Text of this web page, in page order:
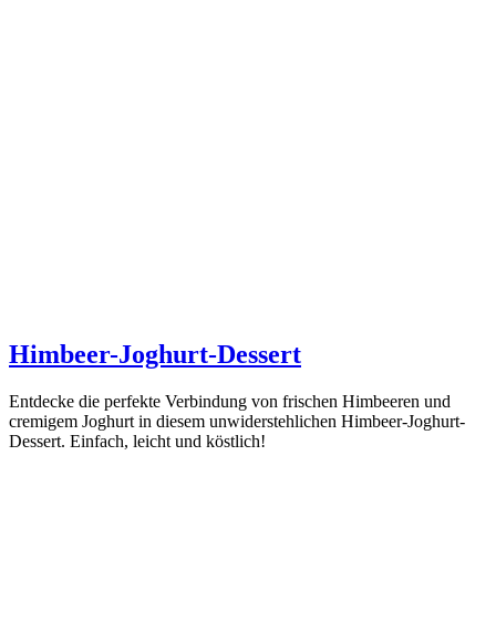
Himbeer-Joghurt-Dessert
Entdecke die perfekte Verbindung von frischen Himbeeren und
cremigem Joghurt in diesem unwiderstehlichen Himbeer-Joghurt-
Dessert. Einfach, leicht und köstlich!